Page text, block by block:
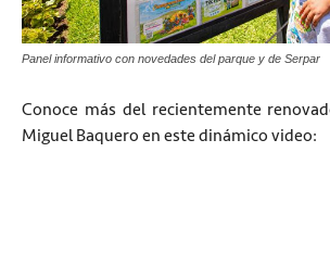
Panel informativo con novedades del parque y de Serpar
Conoce más del recientemente
Miguel Baquero en este dinámico video: